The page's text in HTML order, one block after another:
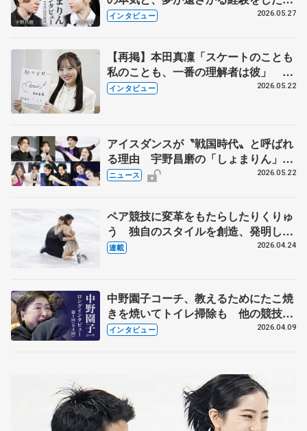
田真凜の覚悟
インタビュー 2026.05.27
【再掲】本田真凜「スケートのことも
私のことも、一番の理解者は彼」 引
退時の単独インタビューで語った競技
インタビュー 2026.05.22
アイスダンスが〝戦国時代〟と呼ばれ
る理由 宇野昌磨の「しょまりん」ら
実力者が相次いで参戦 国内の競争激
ニュース 2026.05.22
ペア競技に変革をもたらしたりくりゅ
う 独自のスタイルを創造、発明した
【引退発表後②】
連載 2026.04.24
中野園子コーチ、教えるためにたこ焼
きを焼いてトイレ掃除も 他の競技に
も通用するという坂本花織の筋肉
インタビュー 2026.04.09